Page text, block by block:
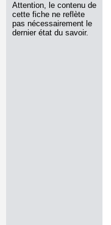
Attention, le contenu de
cette fiche ne reflète
pas nécessairement le
dernier état du savoir.